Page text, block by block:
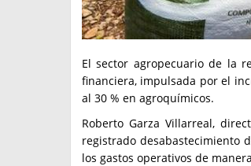
El sector agropecuario de la
financiera, impulsada por el
al 30 % en agroquímicos.
Roberto Garza Villarreal,
registrado desabastecimiento
los gastos operativos de